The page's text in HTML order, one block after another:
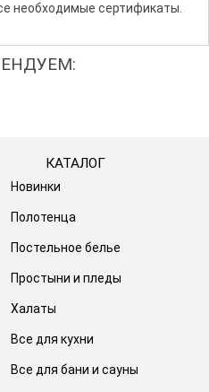
необходимые сертификаты.
КАТАЛОГ
Новинки
Полотенца
Постельное белье
Простыни и пледы
Халаты
Все для кухни
Все для бани и сауны